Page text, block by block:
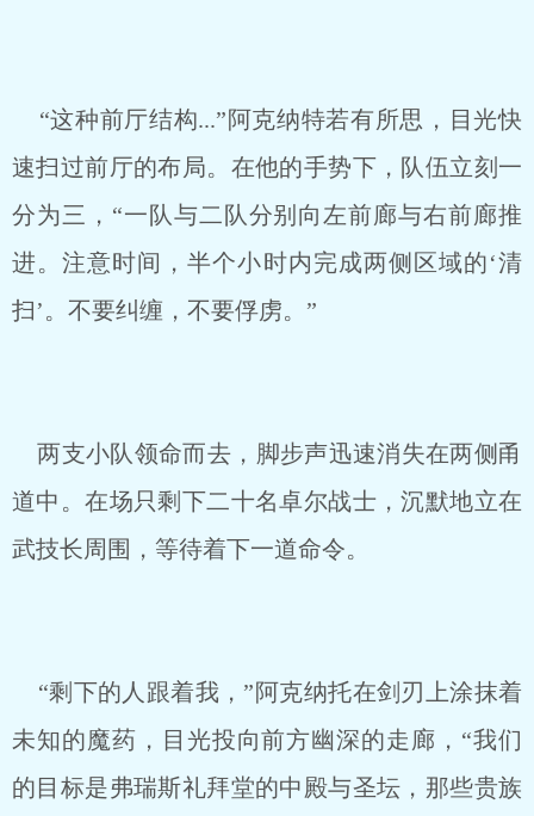
“这种前厅结构...”阿克纳特若有所思，目光快
速扫过前厅的布局。在他的手势下，队伍立刻一
分为三，“一队与二队分别向左前廊与右前廊推
进。注意时间，半个小时内完成两侧区域的‘清
扫’。不要纠缠，不要俘虏。”
两支小队领命而去，脚步声迅速消失在两侧甬
道中。在场只剩下二十名卓尔战士，沉默地立在
武技长周围，等待着下一道命令。
“剩下的人跟着我，”阿克纳托在剑刃上涂抹着
未知的魔药，目光投向前方幽深的走廊，“我们
的目标是弗瑞斯礼拜堂的中殿与圣坛，那些贵族